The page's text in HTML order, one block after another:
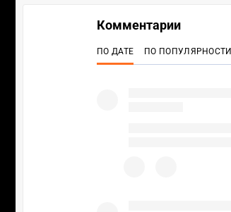
Комментарии
ПО ДАТЕ ПО ПОПУЛЯРНОСТИ